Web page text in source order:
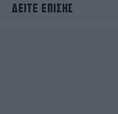
ΔΕΙΤΕ ΕΠΙΣΗΣ